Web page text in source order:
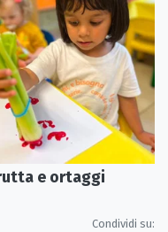
e ortaggi
Condividi su: